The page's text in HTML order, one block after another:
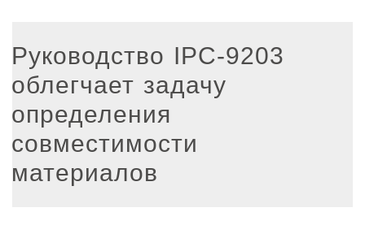
Руководство IPC-9203
облегчает задачу
определения
совместимости
материалов